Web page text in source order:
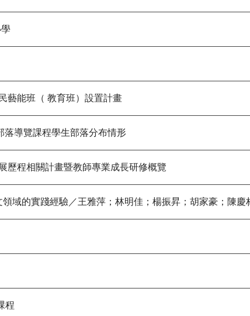
能班（ 教育班）設置計畫
導覽課程學生部落分布情形
程相關計畫暨教師專業成長研修概覽
域的實踐經驗／王雅萍；林明佳；楊振昇；胡家豪；陳慶
程